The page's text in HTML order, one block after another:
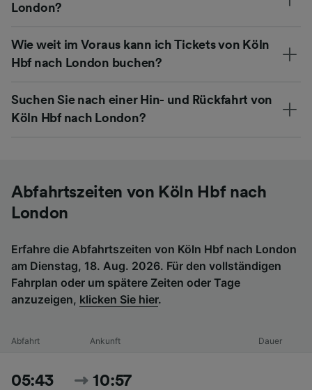
London?
Wie weit im Voraus kann ich Tickets von Köln
Hbf nach London buchen?
Suchen Sie nach einer Hin- und Rückfahrt von
Köln Hbf nach London?
Abfahrtszeiten von Köln Hbf nach
London
Erfahre die Abfahrtszeiten von Köln Hbf nach London
am Dienstag, 18. Aug. 2026. Für den vollständigen
Fahrplan oder um spätere Zeiten oder Tage
anzuzeigen, klicken Sie hier.
Abfahrt Ankunft Dauer
05:43 10:57